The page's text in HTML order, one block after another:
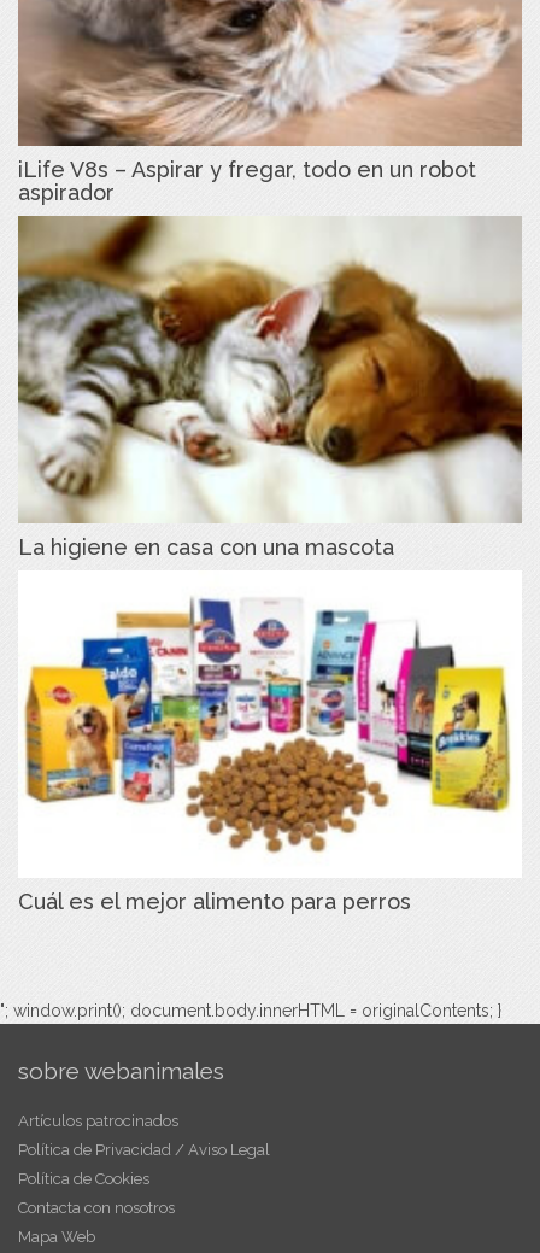
iLife V8s – Aspirar y fregar, todo en un robot
aspirador
La higiene en casa con una mascota
Cuál es el mejor alimento para perros
"; window.print(); document.body.innerHTML = originalContents; }
sobre webanimales
Artículos patrocinados
Política de Privacidad / Aviso Legal
Política de Cookies
Contacta con nosotros
Mapa Web